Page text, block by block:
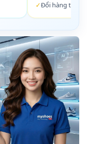
✓Đổi hàng trong